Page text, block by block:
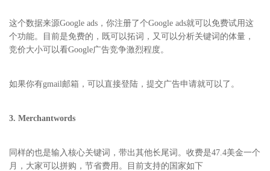
这个数据来源Google ads，你注册了个Google ads就可以免费试用这
个功能。目前是免费的，既可以拓词，又可以分析关键词的体量，
竞价大小可以看Google广告竞争激烈程度。
如果你有gmail邮箱，可以直接登陆，提交广告申请就可以了。
3. Merchantwords
同样的也是输入核心关键词，带出其他长尾词。收费是47.4美金一个
月，大家可以拼购，节省费用。目前支持的国家如下